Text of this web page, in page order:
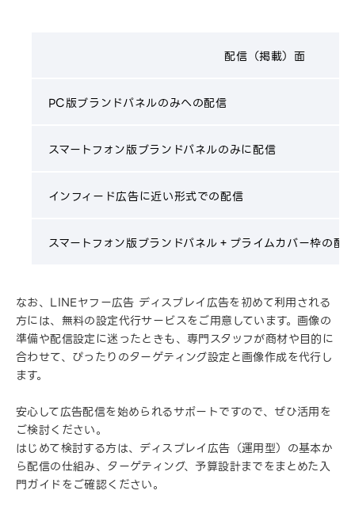
配信（掲載）面
PC版ブランドパネルのみへの配信
スマートフォン版ブランドパネルのみに配信
インフィード広告に近い形式での配信
スマートフォン版ブランドパネル＋プライムカバー枠の配
なお、LINEヤフー広告 ディスプレイ広告を初めて利用される
方には、無料の設定代行サービスをご用意しています。画像の
準備や配信設定に迷ったときも、専門スタッフが商材や目的に
合わせて、ぴったりのターゲティング設定と画像作成を代行し
ます。
安心して広告配信を始められるサポートですので、ぜひ活用を
ご検討ください。
はじめて検討する方は、ディスプレイ広告（運用型）の基本か
ら配信の仕組み、ターゲティング、予算設計までをまとめた入
門ガイドをご確認ください。